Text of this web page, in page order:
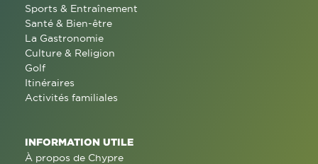
Sports & Entraînement
Santé & Bien-être
La Gastronomie
Culture & Religion
Golf
Itinéraires
Activités familiales
INFORMATION UTILE
À propos de Chypre